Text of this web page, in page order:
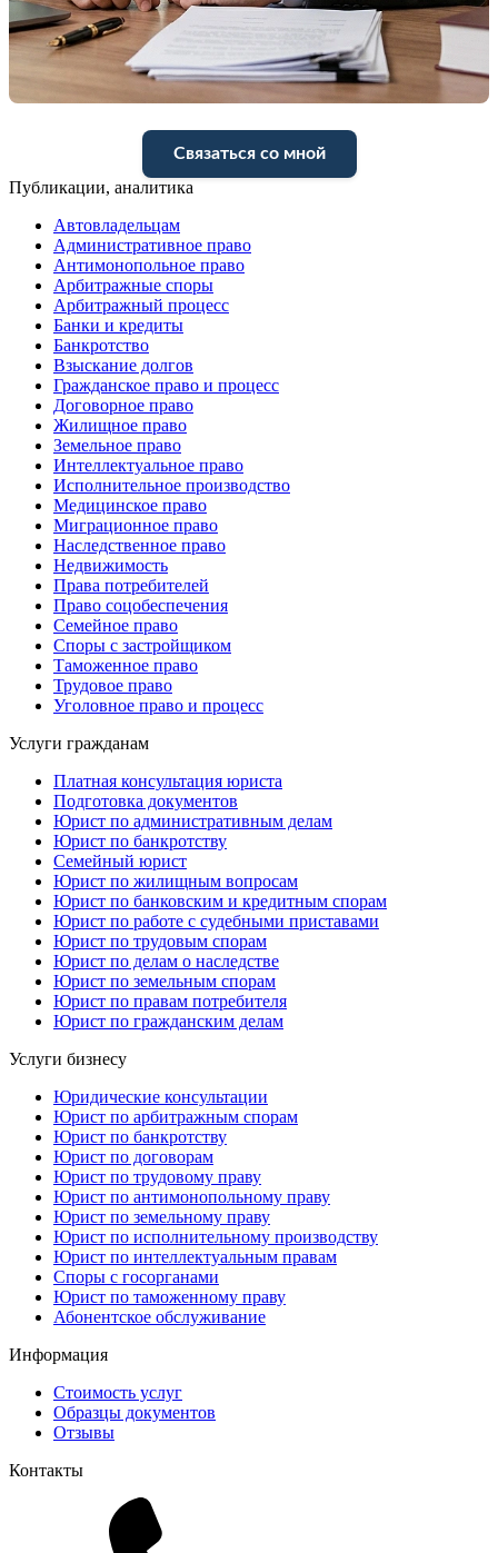
Связаться со мной
Публикации, аналитика
Автовладельцам
Административное право
Антимонопольное право
Арбитражные споры
Арбитражный процесс
Банки и кредиты
Банкротство
Взыскание долгов
Гражданское право и процесс
Договорное право
Жилищное право
Земельное право
Интеллектуальное право
Исполнительное производство
Медицинское право
Миграционное право
Наследственное право
Недвижимость
Права потребителей
Право соцобеспечения
Семейное право
Споры с застройщиком
Таможенное право
Трудовое право
Уголовное право и процесс
Услуги гражданам
Платная консультация юриста
Подготовка документов
Юрист по административным делам
Юрист по банкротству
Семейный юрист
Юрист по жилищным вопросам
Юрист по банковским и кредитным спорам
Юрист по работе с судебными приставами
Юрист по трудовым спорам
Юрист по делам о наследстве
Юрист по земельным спорам
Юрист по правам потребителя
Юрист по гражданским делам
Услуги бизнесу
Юридические консультации
Юрист по арбитражным спорам
Юрист по банкротству
Юрист по договорам
Юрист по трудовому праву
Юрист по антимонопольному праву
Юрист по земельному праву
Юрист по исполнительному производству
Юрист по интеллектуальным правам
Споры с госорганами
Юрист по таможенному праву
Абонентское обслуживание
Информация
Стоимость услуг
Образцы документов
Отзывы
Контакты